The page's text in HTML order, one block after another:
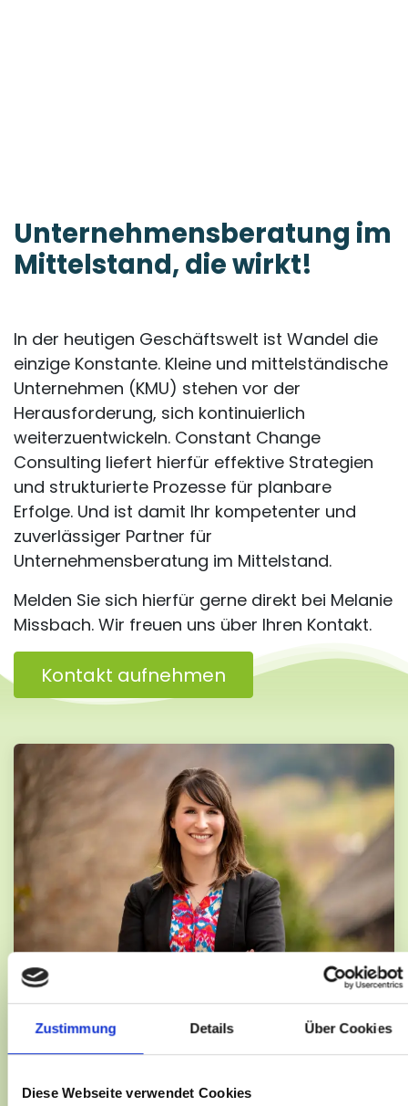
Zustimmung Details Über Cookies
Diese Webseite verwendet Cookies
Unterneh­mensberat­ung im
Mittelstand, die wirkt!
In der heutigen Geschäftswelt ist Wandel die
einzige Konstante. Kleine und mittelständische
Unternehmen (KMU) stehen vor der
Herausforderung, sich kontinuierlich
weiterzuentwickeln. Constant Change
Consulting liefert hierfür effektive Strategien
und strukturierte Prozesse für planbare
Erfolge. Und ist damit Ihr kompetenter und
zuverlässiger Partner für
Unternehmensberatung im Mittelstand.
Melden Sie sich hierfür gerne direkt bei Melanie
Missbach. Wir freuen uns über Ihren Kontakt.
Kontakt aufnehmen
Erfahren Sie mehr über mich